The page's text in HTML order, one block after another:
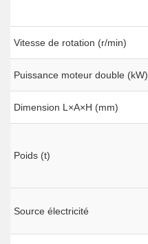
Vitesse de rotation (r/min)
Puissance moteur double (kW)
Dimension L×A×H (mm)
Poids (t)
Source électricité